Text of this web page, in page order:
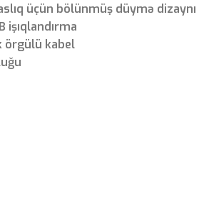
üçün bölünmüş düymə dizaynı
işıqlandırma
örgülü kabel